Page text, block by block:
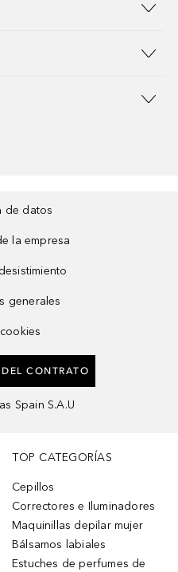
de datos
la empresa
generales
CONTRATO
Spain S.A.U
TOP CATEGORÍAS
Cepillos
Correctores e Iluminadores
Maquinillas depilar mujer
Bálsamos labiales
Estuches de perfumes de